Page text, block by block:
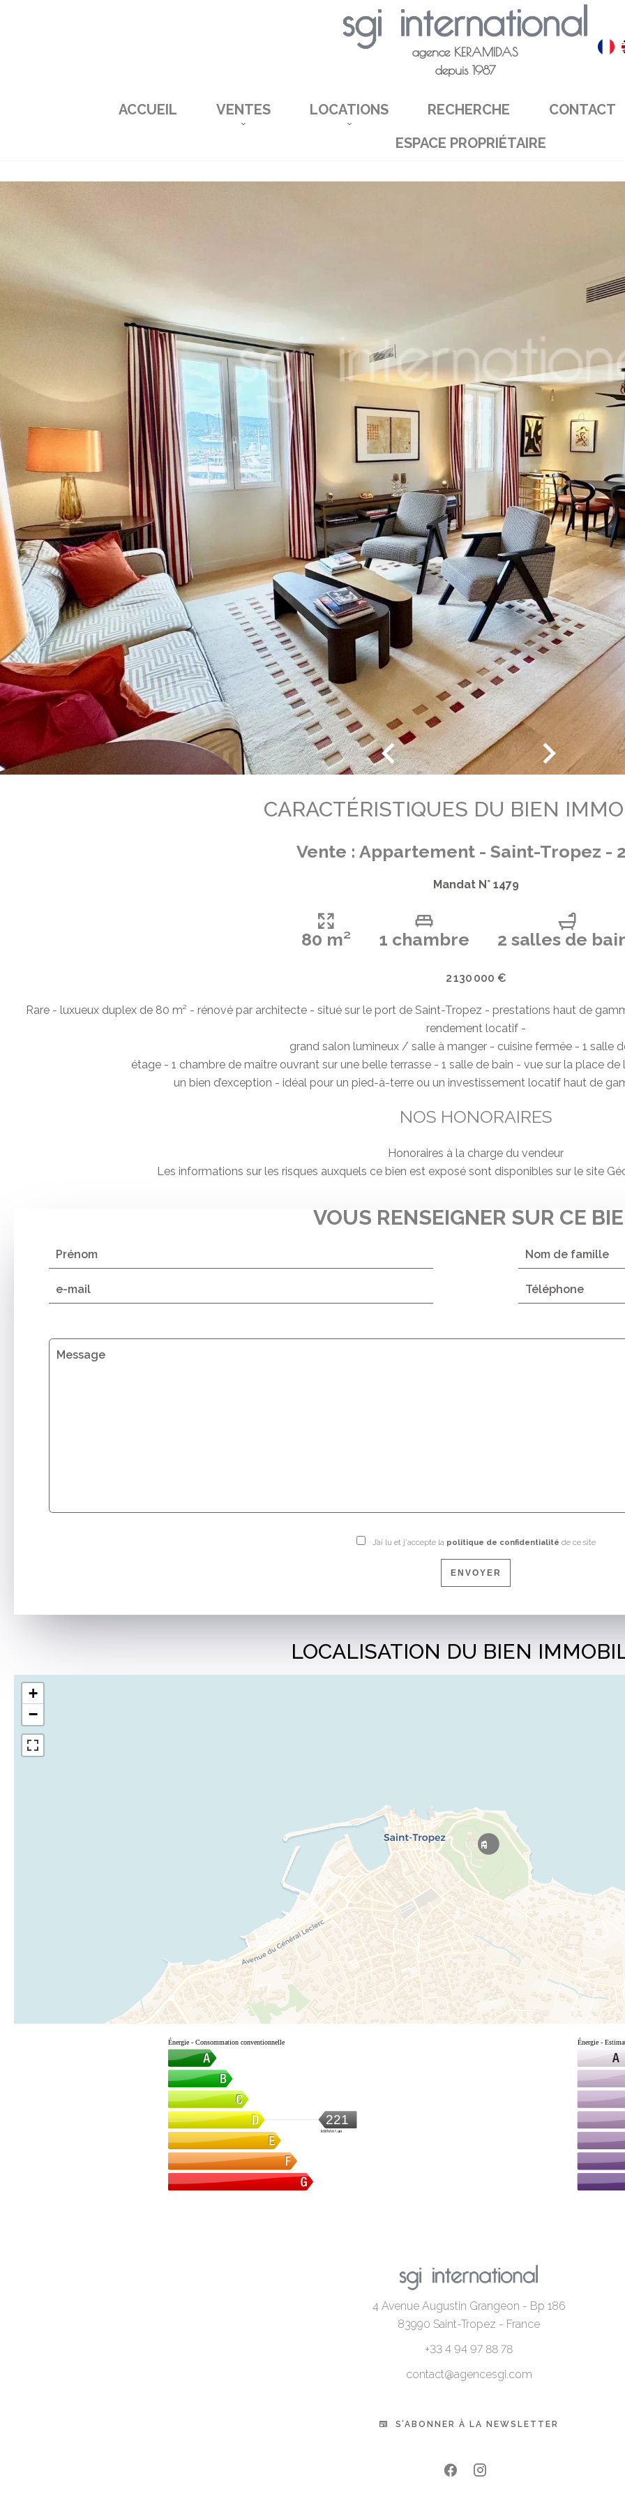
agence KERAMIDAS
depuis 1987
ACCUEIL VENTES LOCATIONS RECHERCHE
CONTACT
ESPACE PROPRIÉTAIRE
CARACTÉRISTIQUES DU BIEN
Vente : Appartement - Saint-Tropez -
Mandat N° 1479
80 m² 1 chambre 2 salles de
2 130 000 €
Rare - luxueux duplex de 80 m² - rénové par architecte - situé sur le port de Saint-Tropez - prestations haut de
rendement locatif -
grand salon lumineux / salle à manger - cuisine fermée - 1 salle
étage - 1 chambre de maître ouvrant sur une belle terrasse - 1 salle de bain - vue sur la place
un bien d’exception - idéal pour un pied-à-terre ou un investissement locatif haut de
NOS HONORAIRES
Honoraires à la charge du vendeur
Les informations sur les risques auxquels ce bien est exposé sont disponibles sur le site
VOUS RENSEIGNER SUR CE
J’ai lu et j'accepte la politique de confidentialité de ce site
ENVOYER
LOCALISATION DU BIEN
+
−
Énergie - Consommation conventionnelle
221
kWh/m².an
Énergie -
4 Avenue Augustin Grangeon - Bp 186
83990 Saint-Tropez - France
+33 4 94 97 88 78
contact@agencesgi.com
S’ABONNER À LA NEWSLETTER